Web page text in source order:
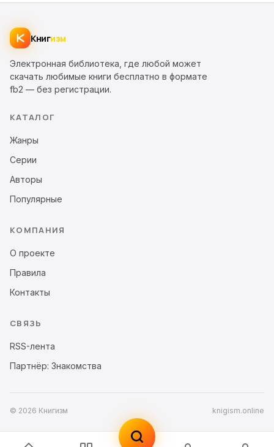
Книгизм
Электронная библиотека, где любой может
скачать любимые книги бесплатно в формате
fb2 — без регистрации.
КАТАЛОГ
Жанры
Серии
Авторы
Популярные
КОМПАНИЯ
О проекте
Правила
Контакты
СВЯЗЬ
RSS-лента
Партнёр: Знакомства
© 2026 Книгизм knigism.online